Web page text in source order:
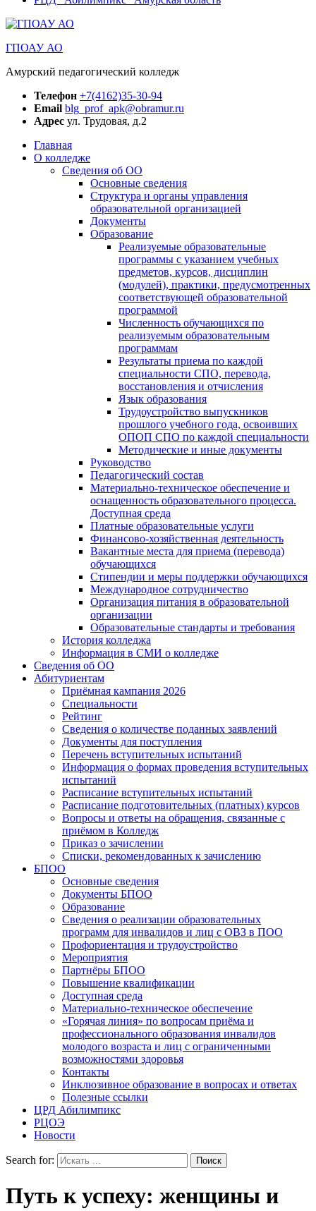
ГПОАУ АО
Амурский педагогический колледж
Телефон +7(4162)35-30-94
Email blg_prof_apk@obramur.ru
Адрес ул. Трудовая, д.2
Главная
О колледже
Сведения об ОО
Основные сведения
Структура и органы управления
образовательной организацией
Документы
Образование
Реализуемые образовательные
программы с указанием учебных
предметов, курсов, дисциплин
(модулей), практики, предусмотренных
соответствующей образовательной
программой
Численность обучающихся по
реализуемым образовательным
программам
Результаты приема по каждой
специальности СПО, перевода,
восстановления и отчисления
Язык образования
Трудоустройство выпускников
прошлого учебного года, освоивших
ОПОП СПО по каждой специальности
Методические и иные документы
Руководство
Педагогический состав
Материально-техническое обеспечение и
оснащенность образовательного процесса.
Доступная среда
Платные образовательные услуги
Финансово-хозяйственная деятельность
Вакантные места для приема (перевода)
обучающихся
Стипендии и меры поддержки обучающихся
Международное сотрудничество
Организация питания в образовательной
организации
Образовательные стандарты и требования
История колледжа
Информация в СМИ о колледже
Сведения об ОО
Абитуриентам
Приёмная кампания 2026
Специальности
Рейтинг
Сведения о количестве поданных заявлений
Документы для поступления
Перечень вступительных испытаний
Информация о формах проведения вступительных
испытаний
Расписание вступительных испытаний
Расписание подготовительных (платных) курсов
Вопросы и ответы на обращения, связанные с
приёмом в Колледж
Приказ о зачислении
Списки, рекомендованных к зачислению
БПОО
Основные сведения
Документы БПОО
Образование
Сведения о реализации образовательных
программ для инвалидов и лиц с ОВЗ в ПОО
Профориентация и трудоустройство
Мероприятия
Партнёры БПОО
Повышение квалификации
Доступная среда
Материально-техническое обеспечение
«Горячая линия» по вопросам приёма и
профессионального образования инвалидов
молодого возраста и лиц с ограниченными
возможностями здоровья
Контакты
Инклюзивное образование в вопросах и ответах
Полезные ссылки
ЦРД Абилимпикс
РЦОЭ
Новости
Search for:
Путь к успеху: женщины и